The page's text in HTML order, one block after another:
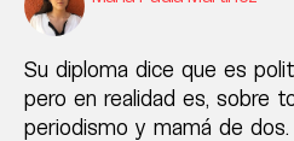
Su diploma dice que es
pero en realidad es, sobre
periodismo y mamá de